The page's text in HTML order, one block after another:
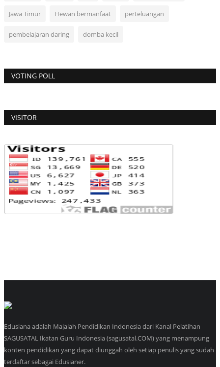
Jawa Timur Hewan bermanfaat perteluangan
pembelajaran daring domba kecil
VOTING POLL
VISITOR
Edusiana adalah Majalah Pendidikan Indonesia dari Kanal Pelatihan
SAGUSATAL Ikatan Guru Indonesia (sagusatal.COM) yang menampung
konten pendidikan yang dapat diunggah oleh setiap penulis yang sudah
terdaftar sebagai Edusianer.